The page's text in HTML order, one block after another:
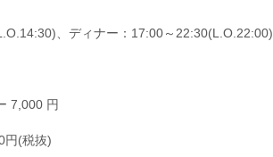
、ディナー：17:00～22:30(L.O.22:00)
7,000 円
円(税抜)